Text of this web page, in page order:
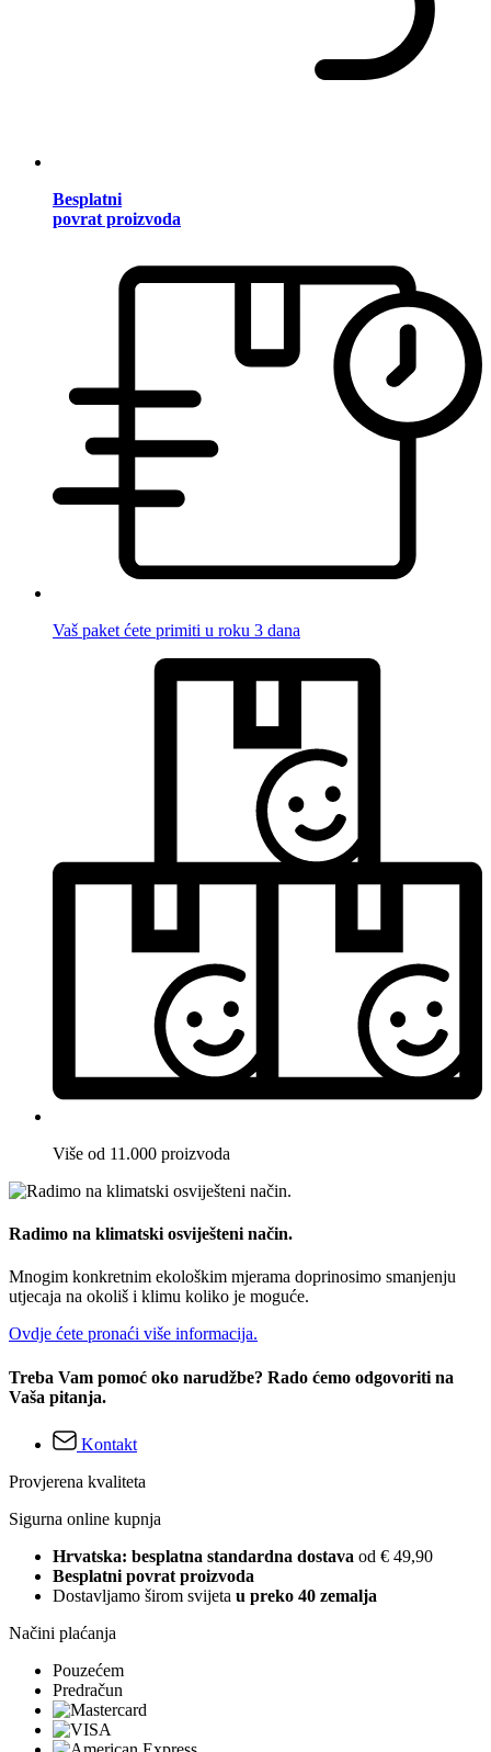
Besplatni
povrat proizvoda
Vaš paket ćete primiti u roku 3 dana
Više od 11.000 proizvoda
Radimo na klimatski osviješteni način.
Mnogim konkretnim ekološkim mjerama doprinosimo smanjenju
utjecaja na okoliš i klimu koliko je moguće.
Ovdje ćete pronaći više informacija.
Treba Vam pomoć oko narudžbe? Rado ćemo odgovoriti na
Vaša pitanja.
Kontakt
Provjerena kvaliteta
Sigurna online kupnja
Hrvatska: besplatna standardna dostava od € 49,90
Besplatni povrat proizvoda
Dostavljamo širom svijeta u preko 40 zemalja
Načini plaćanja
Pouzećem
Predračun